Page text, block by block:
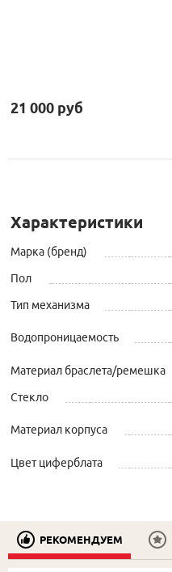
21 000 руб
Характеристики
Марка (бренд)
Пол
Тип механизма
Водопроницаемость
Материал браслета/ремешка
Стекло
Материал корпуса
Цвет циферблата
РЕКОМЕНДУЕМ